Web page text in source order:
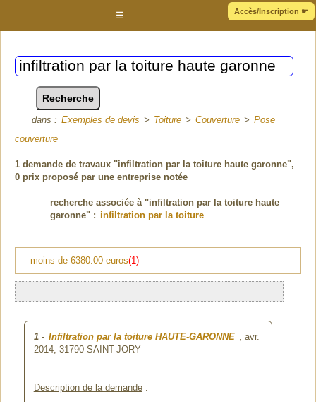
Accès/Inscription ☛
☰
dans : Exemples de devis > Toiture > Couverture > Pose
couverture
1 demande de travaux "infiltration par la toiture haute garonne",
0 prix proposé par une entreprise notée
recherche associée à "infiltration par la toiture haute
garonne" : infiltration par la toiture
moins de 6380.00 euros(1)
1- Infiltration par la toiture HAUTE-GARONNE , avr.
2014, 31790 SAINT-JORY
Description de la demande: